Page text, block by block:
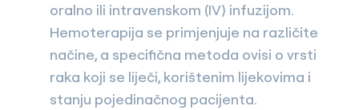
oralno ili intravenskom (IV) infuzijom.
Hemoterapija se primjenjuje na različite
načine, a specifična metoda ovisi o vrsti
raka koji se liječi, korištenim lijekovima i
stanju pojedinačnog pacijenta.